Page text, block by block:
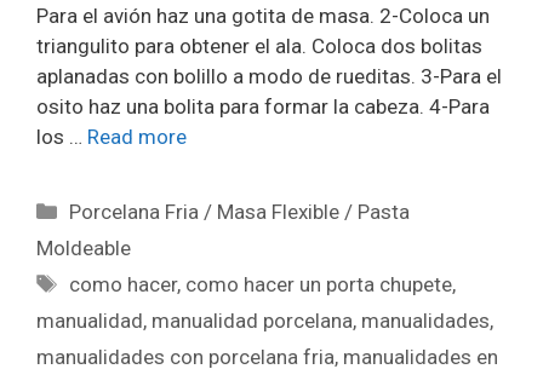
Para el avión haz una gotita de masa. 2-Coloca un
triangulito para obtener el ala. Coloca dos bolitas
aplanadas con bolillo a modo de rueditas. 3-Para el
osito haz una bolita para formar la cabeza. 4-Para
los … Read more
Porcelana Fria / Masa Flexible / Pasta
Moldeable
como hacer, como hacer un porta chupete,
manualidad, manualidad porcelana, manualidades,
manualidades con porcelana fria, manualidades en